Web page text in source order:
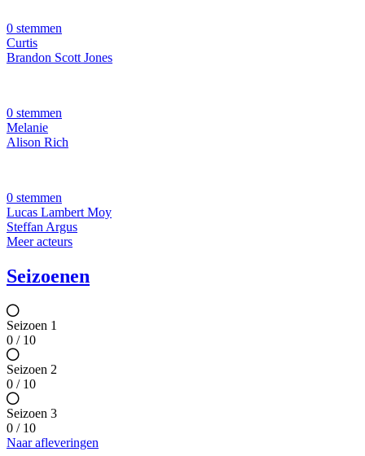
0 stemmen
Curtis
Brandon Scott Jones
0 stemmen
Melanie
Alison Rich
0 stemmen
Lucas Lambert Moy
Steffan Argus
Meer acteurs
Seizoenen
Seizoen 1
0 / 10
Seizoen 2
0 / 10
Seizoen 3
0 / 10
Naar afleveringen